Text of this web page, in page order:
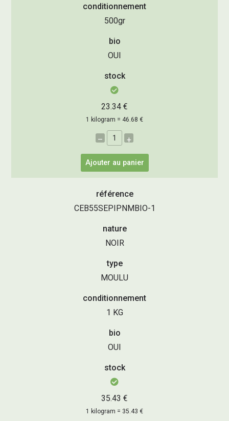
conditionnement
500gr
bio
OUI
stock
23.34 €
1 kilogram = 46.68 €
– +
Ajouter au panier
référence
CEB55SEPIPNMBIO-1
nature
NOIR
type
MOULU
conditionnement
1 KG
bio
OUI
stock
35.43 €
1 kilogram = 35.43 €